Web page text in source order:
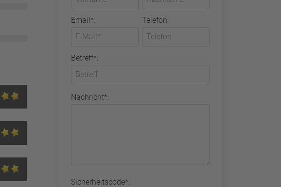
Email*: Telefon:
Betreff*:
Nachricht*:
Sicherheitscode*: